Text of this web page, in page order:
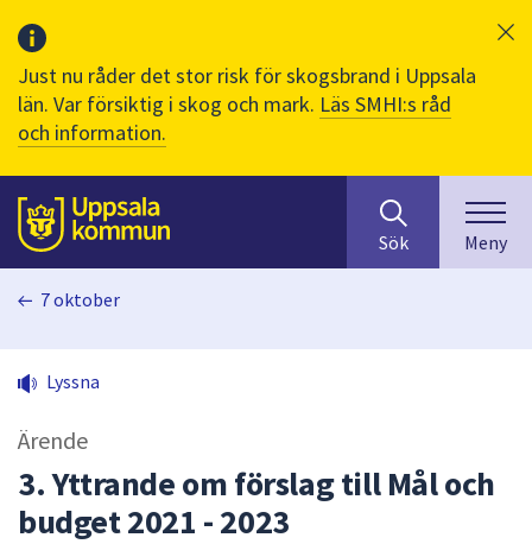
Just nu råder det stor risk för skogsbrand i Uppsala
län. Var försiktig i skog och mark. Läs SMHI:s råd
och information.
Till sidans
huvudinnehåll
efter
innehåll
på
sökfältet
kommer
Sök Meny
7 oktober
Lyssna
Ärende
3. Yttrande om förslag till Mål och
budget 2021 - 2023